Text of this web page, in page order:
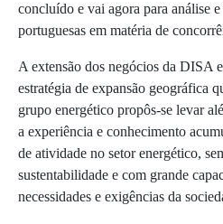
concluído e vai agora para análise
portuguesas em matéria de
A extensão dos negócios da DISA
estratégia de expansão geográfica
grupo energético propôs-se levar
a experiência e conhecimento
de atividade no setor energético,
sustentabilidade e com grande
necessidades e exigências da